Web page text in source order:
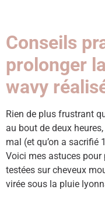
Conseils
prolonger
wavy
Rien de plus frustrant
au bout de deux
mal (et qu’on a
Voici mes astuces pour
testées sur cheveux
virée sous la pluie